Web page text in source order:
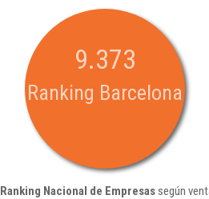
9.373
Ranking Barcelona
Ranking Nacional de Empresassegún